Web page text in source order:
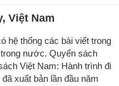
Việt Nam
hệ thống các bài viết trong
nước. Quyển sách
Việt Nam: Hành trình đi
xuất bản lần đầu năm